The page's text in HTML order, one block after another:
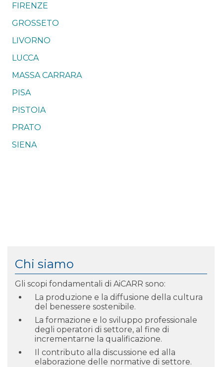
Chi siamo
Gli scopi fondamentali di AiCARR sono:
La produzione e la diffusione della cultura
del benessere sostenibile.
La formazione e lo sviluppo professionale
degli operatori di settore, al fine di
incrementarne la qualificazione.
Il contributo alla discussione ed alla
elaborazione delle normative di settore.
FIRENZE
GROSSETO
LIVORNO
LUCCA
MASSA CARRARA
PISA
PISTOIA
PRATO
SIENA